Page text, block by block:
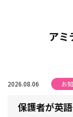
アミ
2026.08.06 お
保護者が英